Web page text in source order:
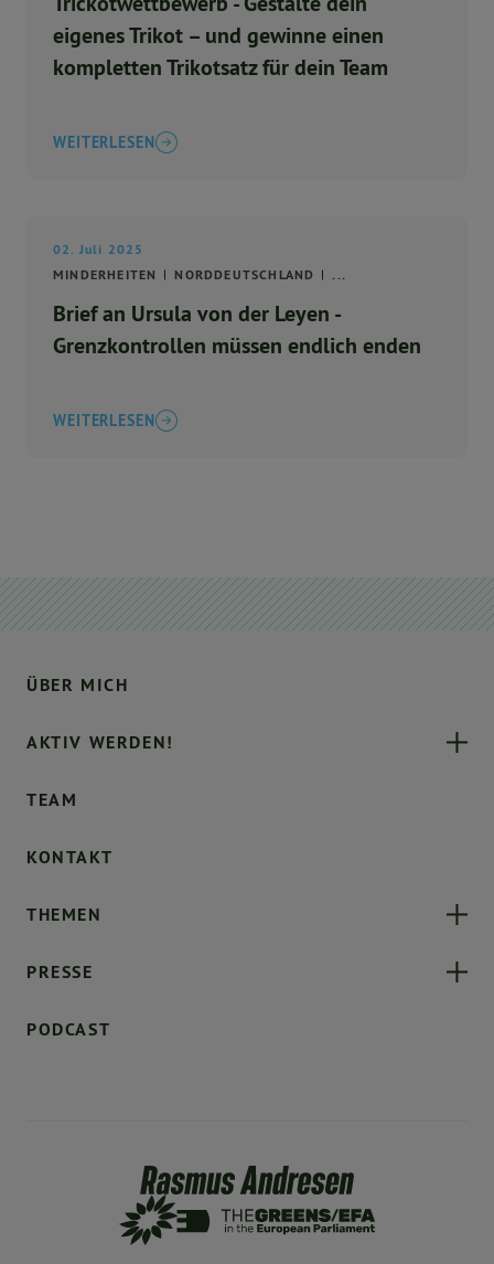
eigenes Trikot – und gewinne einen
kompletten Trikotsatz für dein Team
WEITERLESEN
02. Juli 2025
MINDERHEITEN
NORDDEUTSCHLAND ...
Brief an Ursula von der Leyen -
Grenzkontrollen müssen endlich enden
WEITERLESEN
ÜBER MICH
AKTIV WERDEN!
TEAM
KONTAKT
THEMEN
PRESSE
PODCAST